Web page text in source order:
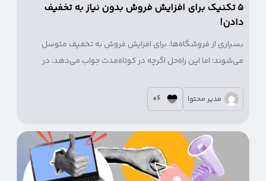
۵ تکنیک برای افزایش فروش بدون نیاز به تخفیف
دادن!
بسیاری از فروشگاه‌ها، برای افزایش فروش به تخفیف متوسل
می‌شوند؛ اما این راه‌حل اگرچه در کوتاه‌مدت جواب می‌دهد، در
می‌کند و سودآوری را تضعیف می‌سازد.
مدیر محتوا 6+